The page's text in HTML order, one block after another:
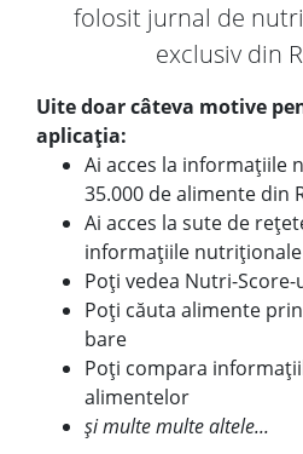
folosit jurnal de
exclusiv din
Uite doar câteva motive
aplicația:
Ai acces la informațiile
35.000 de alimente din
Ai acces la sute de
informațiile
Poți vedea Nutri-
Poți căuta alimente
bare
Poți compara
alimentelor
și multe multe altele...